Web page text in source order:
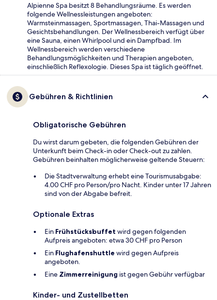
Alpienne Spa besitzt 8 Behandlungsräume. Es werden
folgende Wellnessleistungen angeboten:
Warmsteinmassagen, Sportmassagen, Thai-Massagen und
Gesichtsbehandlungen. Der Wellnessbereich verfügt über
eine Sauna, einen Whirlpool und ein Dampfbad. Im
Wellnessbereich werden verschiedene
Behandlungsmöglichkeiten und Therapien angeboten,
einschließlich Reflexologie. Dieses Spa ist täglich geöffnet.
Gebühren & Richtlinien
Obligatorische Gebühren
Du wirst darum gebeten, die folgenden Gebühren der
Unterkunft beim Check-in oder Check-out zu zahlen.
Gebühren beinhalten möglicherweise geltende Steuern:
Die Stadtverwaltung erhebt eine Tourismusabgabe:
4.00 CHF pro Person/pro Nacht. Kinder unter 17 Jahren
sind von der Abgabe befreit.
Optionale Extras
Ein Frühstücksbuffet wird gegen folgenden
Aufpreis angeboten: etwa 30 CHF pro Person
Ein Flughafenshuttle wird gegen Aufpreis
angeboten.
Eine Zimmerreinigung ist gegen Gebühr verfügbar
Kinder- und Zustellbetten